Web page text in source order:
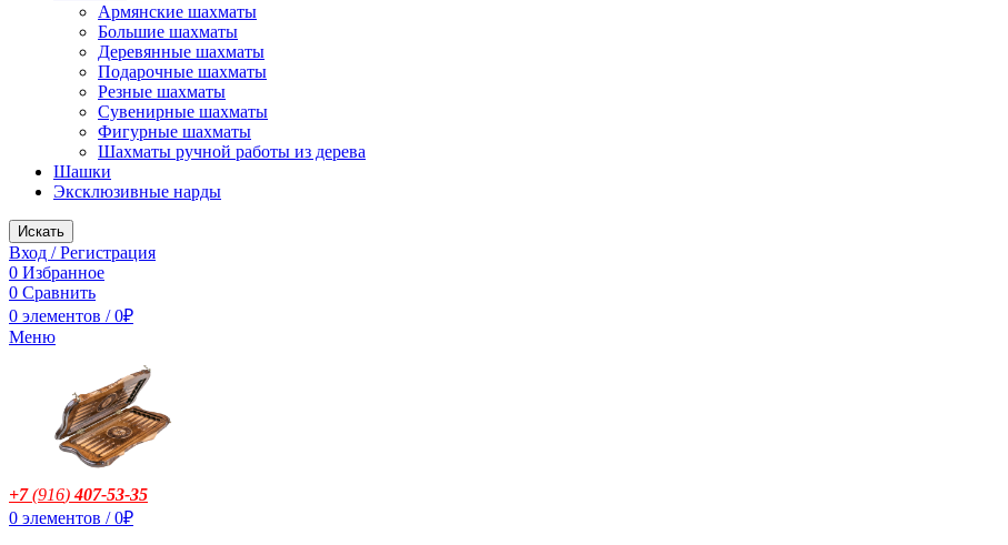
Армянские шахматы
Большие шахматы
Деревянные шахматы
Подарочные шахматы
Резные шахматы
Сувенирные шахматы
Фигурные шахматы
Шахматы ручной работы из дерева
Шашки
Эксклюзивные нарды
Искать
Вход / Регистрация
0 Избранное
0 Сравнить
0 элементов / 0₽
Меню
+7(916)407-53-35
0 элементов / 0₽